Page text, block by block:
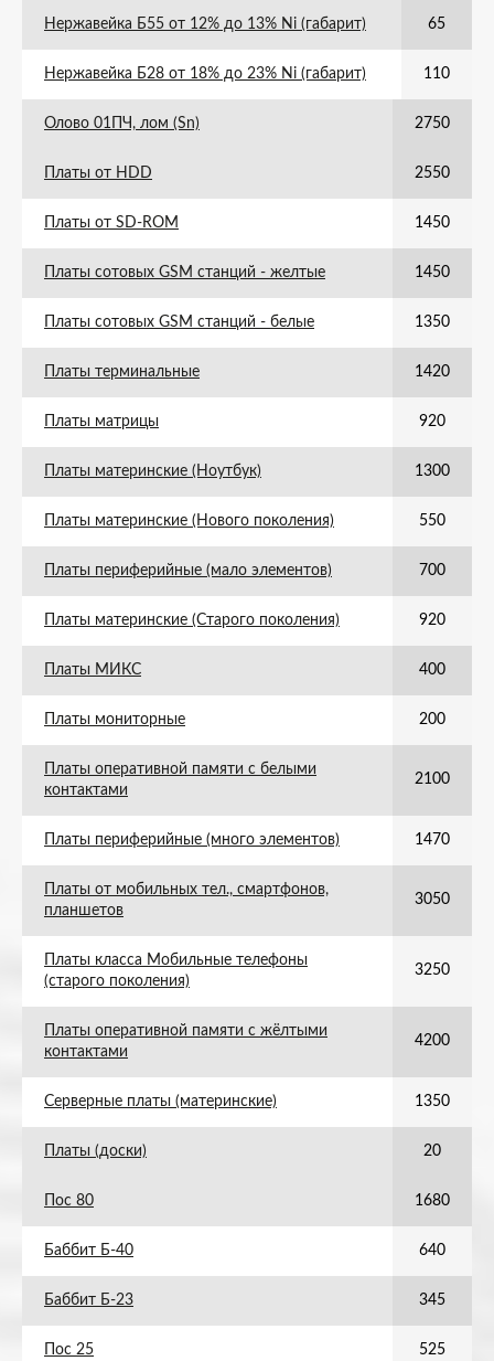
Нержавейка Б55 от 12% до 13% Ni (габарит) 65
Нержавейка Б28 от 18% до 23% Ni (габарит) 110
Олово 01ПЧ, лом (Sn) 2750
Платы от HDD 2550
Платы от SD-ROM 1450
Платы сотовых GSM станций - желтые 1450
Платы сотовых GSM станций - белые 1350
Платы терминальные 1420
Платы матрицы 920
Платы материнские (Ноутбук) 1300
Платы материнские (Нового поколения) 550
Платы периферийные (мало элементов) 700
Платы материнские (Старого поколения) 920
Платы МИКС 400
Платы мониторные 200
Платы оперативной памяти с белыми
контактами
2100
Платы периферийные (много элементов) 1470
Платы от мобильных тел., смартфонов,
планшетов
3050
Платы класса Мобильные телефоны
(старого поколения)
3250
Платы оперативной памяти с жёлтыми
контактами
4200
Серверные платы (материнские) 1350
Платы (доски) 20
Пос 80 1680
Баббит Б-40 640
Баббит Б-23 345
Пос 25 525